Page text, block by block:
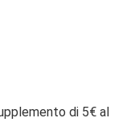
di 5€ al